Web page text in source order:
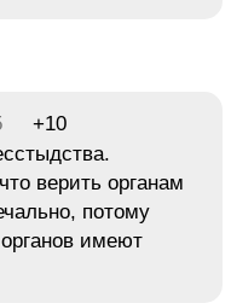
+10
верить органам
потому
органов имеют